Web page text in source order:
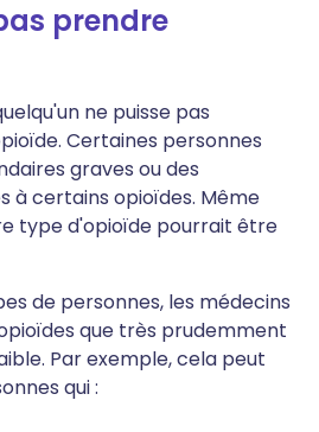
prendre
ne puisse pas
Certaines personnes
graves ou des
à certains opioïdes. Même
type d'opioïde pourrait être
de personnes, les médecins
que très prudemment
Par exemple, cela peut
qui :